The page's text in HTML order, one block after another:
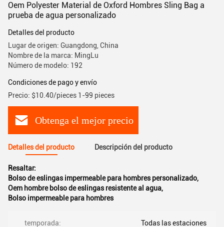
Oem Polyester Material de Oxford Hombres Sling Bag a
prueba de agua personalizado
Detalles del producto
Lugar de origen: Guangdong, China
Nombre de la marca: MingLu
Número de modelo: 192
Condiciones de pago y envío
Precio: $10.40/pieces 1-99 pieces
Obtenga el mejor precio
Detalles del producto Descripción del producto
Resaltar:
Bolso de eslingas impermeable para hombres personalizado,
Oem hombre bolso de eslingas resistente al agua,
Bolso impermeable para hombres
temporada: Todas las estaciones